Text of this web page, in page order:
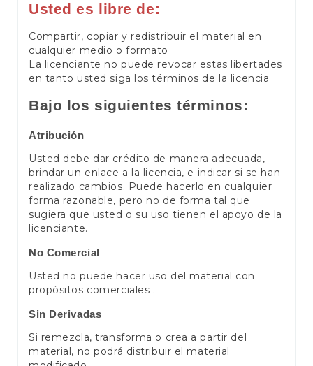
Usted es libre de:
Compartir, copiar y redistribuir el material en
cualquier medio o formato
La licenciante no puede revocar estas libertades
en tanto usted siga los términos de la licencia
Bajo los siguientes términos:
Atribución
Usted debe dar crédito de manera adecuada,
brindar un enlace a la licencia, e indicar si se han
realizado cambios. Puede hacerlo en cualquier
forma razonable, pero no de forma tal que
sugiera que usted o su uso tienen el apoyo de la
licenciante.
No Comercial
Usted no puede hacer uso del material con
propósitos comerciales .
Sin Derivadas
Si remezcla, transforma o crea a partir del
material, no podrá distribuir el material